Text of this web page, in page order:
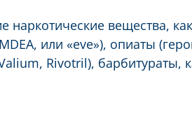
наркотические вещества,
или «eve»), опиаты
Rivotril), барбитураты,